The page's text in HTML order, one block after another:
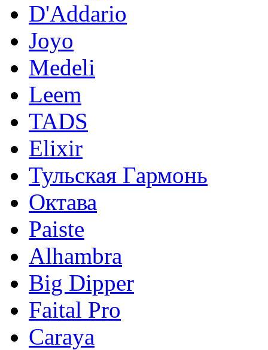
D'Addario
Joyo
Medeli
Leem
TADS
Elixir
Тульская Гармонь
Октава
Paiste
Alhambra
Big Dipper
Faital Pro
Caraya